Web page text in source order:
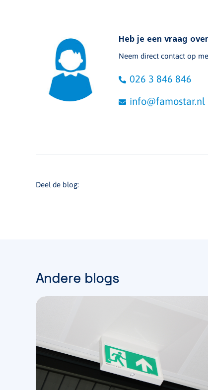
Heb je een vraag
Neem direct contact op
026 3 846 846
info@famostar.nl
Deel de blog:
Andere blogs